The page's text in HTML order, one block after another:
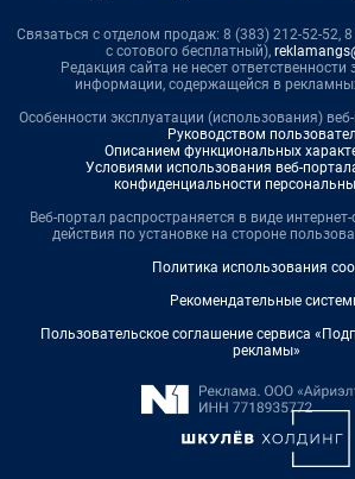
Связаться с отделом продаж: 8 (383) 212-52-52,
с сотового бесплатный),
Редакция сайта не несет ответственности
информации, содержащейся в
Особенности эксплуатации (использования)
Руководством
Описанием функциональных
Условиями использования веб-
конфиденциальности
Веб-портал распространяется в виде
действия по установке на стороне
Политика использования
Рекомендательные
Пользовательское соглашение сервиса
рекламы»